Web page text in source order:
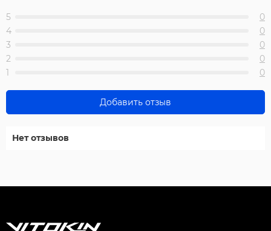
5
0
4
0
3
0
2
0
1
0
Добавить отзыв
Нет отзывов